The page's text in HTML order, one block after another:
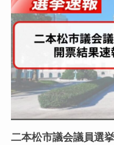
二本松市議会議員選